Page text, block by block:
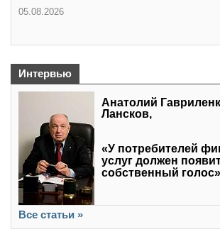
05.08.2026
Интервью
Анатолий
Лансков,
«У потребителей
услуг должен
собственный голос»
Все статьи »